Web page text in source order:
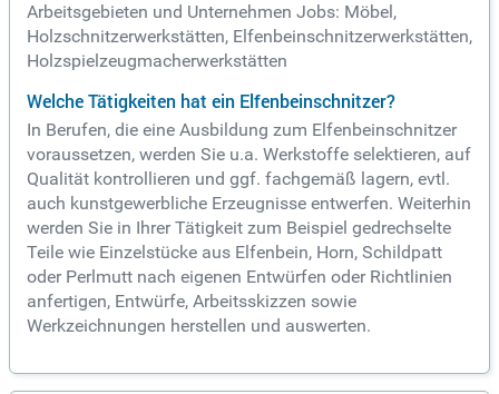
Arbeitsgebieten und Unternehmen Jobs: Möbel,
Holzschnitzerwerkstätten, Elfenbeinschnitzerwerkstätten,
Holzspielzeugmacherwerkstätten
Welche Tätigkeiten hat ein Elfenbeinschnitzer?
In Berufen, die eine Ausbildung zum Elfenbeinschnitzer
voraussetzen, werden Sie u.a. Werkstoffe selektieren, auf
Qualität kontrollieren und ggf. fachgemäß lagern, evtl.
auch kunstgewerbliche Erzeugnisse entwerfen. Weiterhin
werden Sie in Ihrer Tätigkeit zum Beispiel gedrechselte
Teile wie Einzelstücke aus Elfenbein, Horn, Schildpatt
oder Perlmutt nach eigenen Entwürfen oder Richtlinien
anfertigen, Entwürfe, Arbeitsskizzen sowie
Werkzeichnungen herstellen und auswerten.